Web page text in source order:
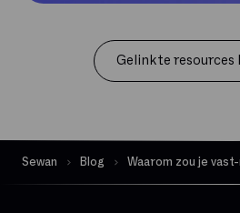
Gelinkte resources
Sewan Blog